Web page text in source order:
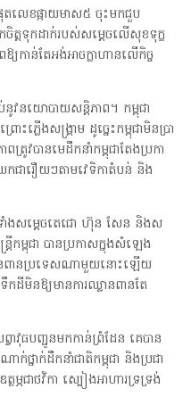
លេខផ្កាយមាស៥ ចុះមកជួប
ចិត្តទុកដាក់របស់សម្តេចលើសុខទុក្ខ
កាន់តែអង់អាចក្លាហានលើកិច្ច
នូវនយោបាយសន្តិភាព។ កម្ពុជា
ះភ្លើងសង្គ្រាម ដូច្នេះកម្ពុជាមិនប្រា
រូវបានមេដឹកនាំកម្ពុជាតែងប្រកា
ារឿយៗតាមវេទិកាតំបន់ និង
ទាំងសម្តេចតេជោ ហ៊ុន សែន និងស
កម្ពុជា បានប្រកាសក្នុងសំឡេង
នពានប្រទេសណាមួយនោះឡើយ
កដីមិនឱ្យមានការឈ្លានពានតែ
វុធបញ្ជូនមកកាន់ព្រំដែន គេបាន
ក់ថ្នាក់ដឹកនាំជាតិកម្ពុជា និងប្រជា
ភជាថវិកា ស្បៀងអាហារទ្រទ្រង់